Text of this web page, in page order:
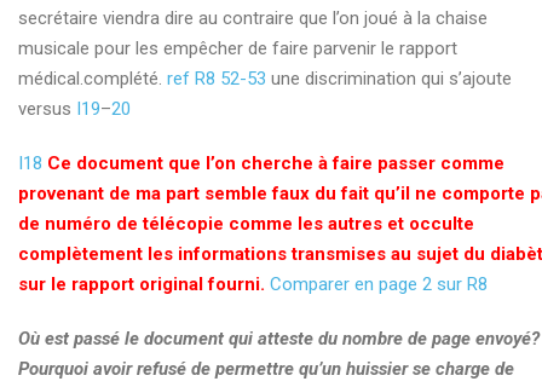
secrétaire viendra dire au contraire que l’on joué à la chaise
musicale pour les empêcher de faire parvenir le rapport
médical.complété. ref R8 52-53 une discrimination qui s’ajoute
versus I19–20
I18 Ce document que l’on cherche à faire passer comme
provenant de ma part semble faux du fait qu’il ne comporte
de numéro de télécopie comme les autres et occulte
complètement les informations transmises au sujet du
sur le rapport original fourni. Comparer en page 2 sur R8
Où est passé le document qui atteste du nombre de page envoyé?
Pourquoi avoir refusé de permettre qu’un huissier se charge de